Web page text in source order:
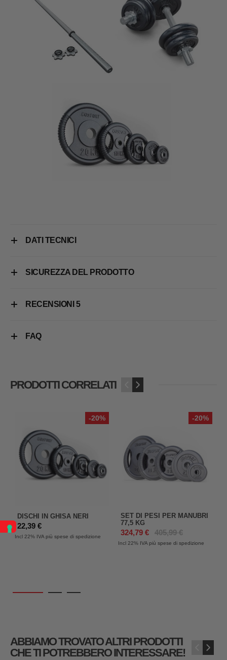
DATI TECNICI
SICUREZZA DEL PRODOTTO
RECENSIONI 5
FAQ
PRODOTTI CORRELATI ›
-20%
DISCHI IN GHISA NERI
22,39 €
Incl 22% IVA più spese di spedizione
-20%
SET DI PESI PER MANUBRI
77,5 KG
324,79 € 405,99 €
Incl 22% IVA più spese di spedizione
ABBIAMO TROVATO ALTRI PRODOTTI
CHE TI POTREBBERO INTERESSARE!
›